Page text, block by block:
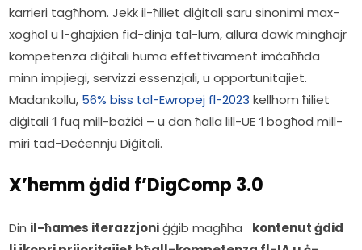
karrieri tagħhom. Jekk il-ħiliet diġitali saru sinonimi max-
xogħol u l-għajxien fid-dinja tal-lum, allura dawk mingħajr
kompetenza diġitali huma effettivament imċaħħda
minn impjiegi, servizzi essenzjali, u opportunitajiet.
Madankollu, 56% biss tal-Ewropej fl-2023 kellhom ħiliet
diġitali ‘l fuq mill-bażiċi – u dan ħalla lill-UE ‘l bogħod mill-
miri tad-Deċennju Diġitali.
X’hemm ġdid f’DigComp 3.0
Din il-ħames iterazzjoni ġġib magħha kontenut ġdid